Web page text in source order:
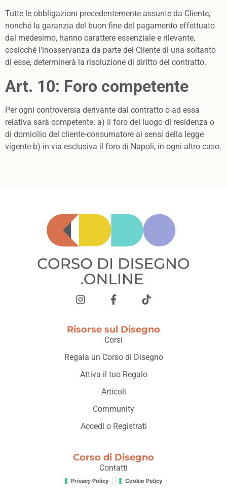
Tutte le obbligazioni precedentemente assunte da Cliente,
nonché la garanzia del buon fine del pagamento effettuato
dal medesimo, hanno carattere essenziale e rilevante,
cosicché l’inosservanza da parte del Cliente di una soltanto
di esse, determinerà la risoluzione di diritto del contratto.
Art. 10: Foro competente
Per ogni controversia derivante dal contratto o ad essa
relativa sarà competente: a) il foro del luogo di residenza o
di domicilio del cliente-consumatore ai sensi della legge
vigente b) in via esclusiva il foro di Napoli, in ogni altro caso.
Risorse sul Disegno
Corsi
Regala un Corso di Disegno
Attiva il tuo Regalo
Articoli
Community
Accedi o Registrati
Corso di Disegno
Contatti
Privacy Policy Cookie Policy